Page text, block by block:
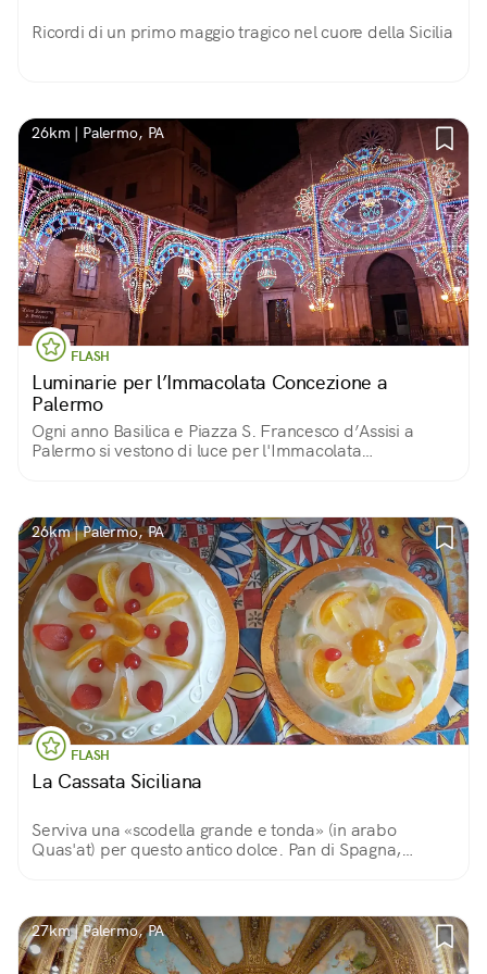
Ricordi di un primo maggio tragico nel cuore della Sicilia
26km | Palermo, PA
FLASH
Luminarie per l’Immacolata Concezione a
Palermo
Ogni anno Basilica e Piazza S. Francesco d’Assisi a
Palermo si vestono di luce per l'Immacolata
26km | Palermo, PA
FLASH
La Cassata Siciliana
Serviva una «scodella grande e tonda» (in arabo
Quas'at) per questo antico dolce. Pan di Spagna,
27km | Palermo, PA